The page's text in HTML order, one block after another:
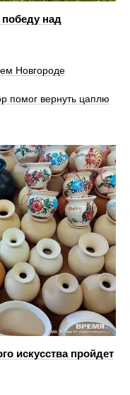
над
Новгороде
помог вернуть цаплю
искусства пройдет